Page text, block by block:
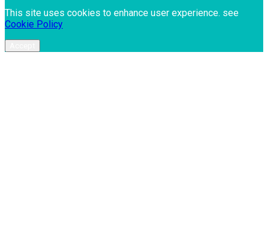
This site uses cookies to enhance user experience. see
Cookie Policy